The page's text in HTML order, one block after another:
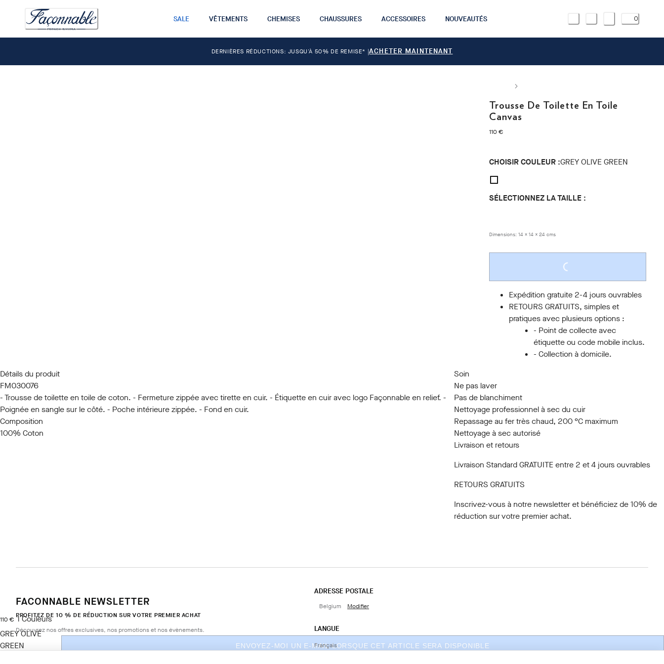
SALE VÊTEMENTS CHEMISES CHAUSSURES ACCESSOIRES NOUVEAUTÉS 0
DERNIÈRES RÉDUCTIONS: JUSQU'À 50% DE REMISE* |ACHETER MAINTENANT
Trousse De Toilette En Toile
Canvas
110 €
current price 110 €
CHOISIR COULEUR :GREY OLIVE GREEN
SÉLECTIONNEZ LA TAILLE :
Dimensions:14 x 14 x 24 cms
LOADING...
Expédition gratuite 2-4 jours ouvrables
RETOURS GRATUITS, simples et
pratiques avec plusieurs options :
- Point de collecte avec
étiquette ou code mobile inclus.
- Collection à domicile.
Détails du produit
FM030076
- Trousse de toilette en toile de coton. - Fermeture zippée avec tirette en cuir. - Étiquette en cuir avec logo Façonnable en relief. -
Poignée en sangle sur le côté. - Poche intérieure zippée. - Fond en cuir.
Composition
100% Coton
Soin
Ne pas laver
Pas de blanchiment
Nettoyage professionnel à sec du cuir
Repassage au fer très chaud, 200 °C maximum
Nettoyage à sec autorisé
Livraison et retours
Livraison Standard GRATUITE entre 2 et 4 jours ouvrables
RETOURS GRATUITS
Inscrivez-vous à notre newsletteret bénéficiez de 10% de
réduction sur votre premier achat.
110 €
current price 110 €
1 Couleurs
GREY OLIVE
GREEN
ENVOYEZ-MOI UN E-MAIL LORSQUE CET ARTICLE SERA DISPONIBLE
FACONNABLE NEWSLETTER
PROFITEZ DE 10 % DE RÉDUCTION SUR VOTRE PREMIER ACHAT
Découvrez nos offres exclusives, nos promotions et nos évènements.
ADRESSE POSTALE
Belgium Modifier
LANGUE
Français